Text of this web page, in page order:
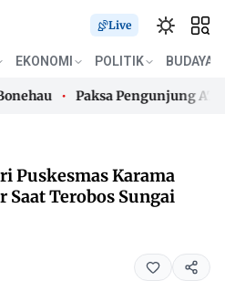
Live
EKONOMI POLITIK BUDAYA
Paksa Pengunjung ATM
Puskesmas Karama
Saat Terobos Sungai